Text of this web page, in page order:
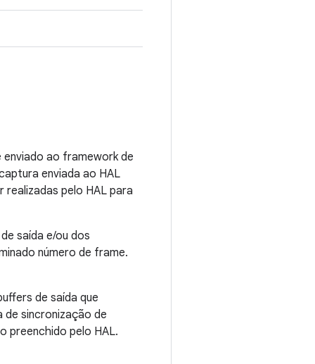
ao framework de
enviada ao HAL
pelo HAL para
saída e/ou dos
número de frame.
de saída que
sincronização de
preenchido pelo HAL.